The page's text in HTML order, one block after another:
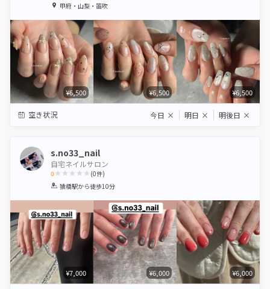
1 2 3 4 5
甲府・山梨・笛吹
¥6,500 ¥6,500 ¥6,500
空き状況 今日 × 明日 × 明後日 ×
s.no33_nail
自宅ネイルサロン
0
1 2 3 4 5
(0件)
猿橋駅から徒歩10分
¥7,000 ¥6,000 ¥6,000